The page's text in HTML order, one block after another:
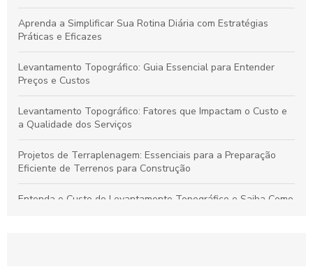
Aprenda a Simplificar Sua Rotina Diária com Estratégias
Práticas e Eficazes
Levantamento Topográfico: Guia Essencial para Entender
Preços e Custos
Levantamento Topográfico: Fatores que Impactam o Custo e
a Qualidade dos Serviços
Projetos de Terraplenagem: Essenciais para a Preparação
Eficiente de Terrenos para Construção
Entenda o Custo do Levantamento Topográfico e Saiba Como